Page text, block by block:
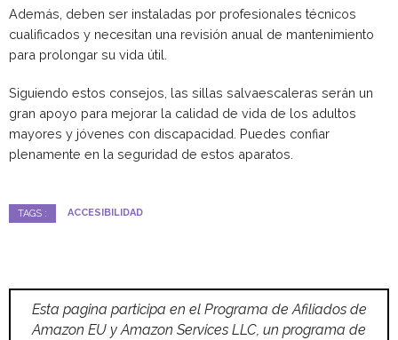
Además, deben ser instaladas por profesionales técnicos
cualificados y necesitan una revisión anual de mantenimiento
para prolongar su vida útil.
Siguiendo estos consejos, las sillas salvaescaleras serán un
gran apoyo para mejorar la calidad de vida de los adultos
mayores y jóvenes con discapacidad. Puedes confiar
plenamente en la seguridad de estos aparatos.
TAGS : ACCESIBILIDAD
Esta pagina participa en el Programa de Afiliados de
Amazon EU y Amazon Services LLC, un programa de